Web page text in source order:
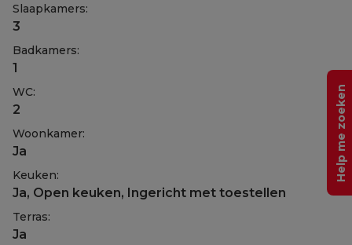
Slaapkamers:
3
Badkamers:
1
WC:
2
Woonkamer:
Ja
Keuken:
Ja, Open keuken, Ingericht met toestellen
Terras:
Ja
Help me zoeken